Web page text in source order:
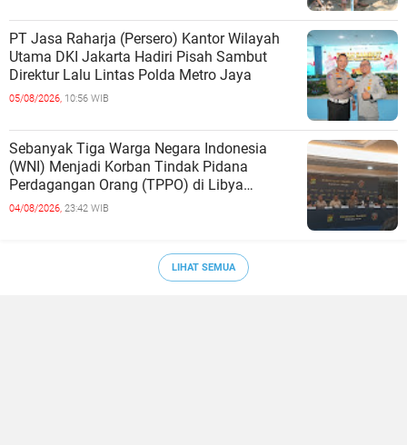
PT Jasa Raharja (Persero) Kantor Wilayah
Utama DKI Jakarta Hadiri Pisah Sambut
Direktur Lalu Lintas Polda Metro Jaya
05/08/2026, 10:56 WIB
Sebanyak Tiga Warga Negara Indonesia
(WNI) Menjadi Korban Tindak Pidana
Perdagangan Orang (TPPO) di Libya
Berhasil Dipulangkan Ke - Indonesia. Mereka
04/08/2026, 23:42 WIB
LIHAT SEMUA